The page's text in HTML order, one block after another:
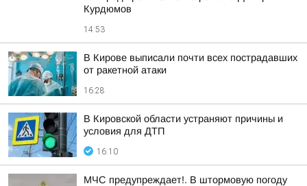
Курдюмов
14:53
В Кирове выписали почти всех пострадавших
от ракетной атаки
16:28
В Кировской области устраняют причины и
условия для ДТП
16:10
МЧС предупреждает!. В штормовую погоду